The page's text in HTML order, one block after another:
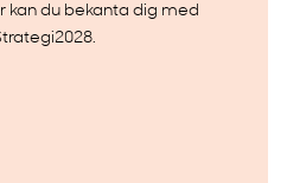
kan du bekanta dig med